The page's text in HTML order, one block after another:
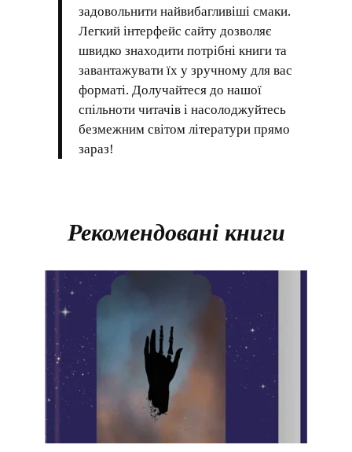
задовольнити найвибагливіші смаки.
Легкий інтерфейс сайту дозволяє
швидко знаходити потрібні книги та
завантажувати їх у зручному для вас
форматі. Долучайтеся до нашої
спільноти читачів і насолоджуйтесь
безмежним світом літератури прямо
зараз!
Рекомендовані книги